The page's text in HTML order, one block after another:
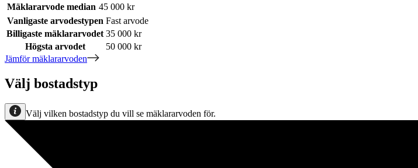
Mäklararvode median 45 000 kr
Vanligaste arvodestypen Fast arvode
Billigaste mäklararvodet 35 000 kr
Högsta arvodet
50 000 kr
Jämför mäklararvoden
Välj bostadstyp
Välj vilken bostadstyp du vill se mäklararvoden för.